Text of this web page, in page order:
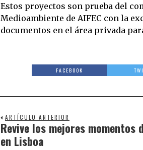
Estos proyectos son prueba del
Medioambiente de AIFEC con la
documentos en el área privada
FACEBOOK
ARTÍCULO ANTERIOR
Revive los mejores momentos
en Lisboa